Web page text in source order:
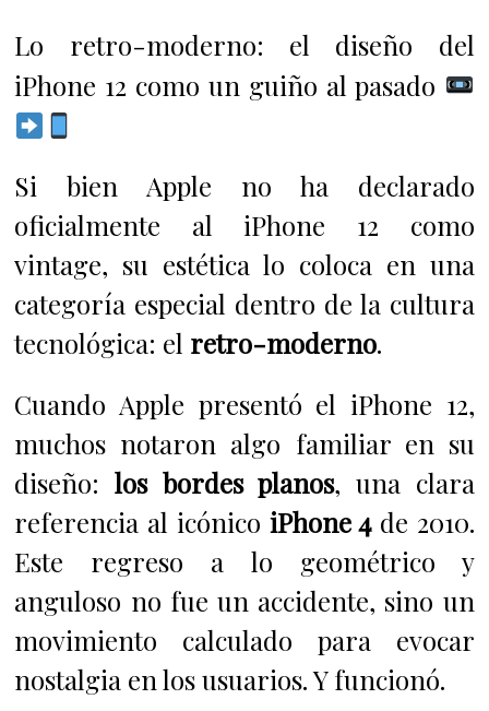
Lo retro-moderno: el diseño del
iPhone 12 como un guiño al pasado
Si bien Apple no ha declarado
oficialmente al iPhone 12 como
vintage, su estética lo coloca en una
categoría especial dentro de la cultura
tecnológica: el retro-moderno.
Cuando Apple presentó el iPhone 12,
muchos notaron algo familiar en su
diseño:los bordes planos, una clara
referencia al icónico iPhone 4de 2010.
Este regreso a lo geométrico y
anguloso no fue un accidente, sino un
movimiento calculado para evocar
nostalgia en los usuarios. Y funcionó.